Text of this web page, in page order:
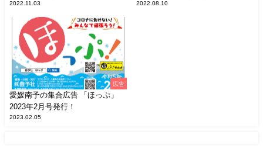
2022.11.03 2022.08.10
広告
愛媛南予の集合広告 「ほっぷ」
2023年2月号発行！
2023.02.05